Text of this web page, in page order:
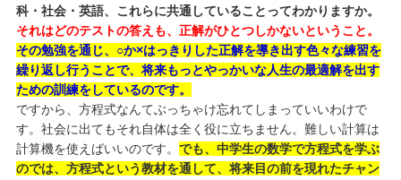
科・社会・英語、これらに共通していることってわかりますか。
それはどのテストの答えも、正解がひとつしかないということ。
その勉強を通じ、○か×はっきりした正解を導き出す色々な練習を
繰り返し行うことで、将来もっとやっかいな人生の最適解を出す
ための訓練をしているのです。
ですから、方程式なんてぶっちゃけ忘れてしまっていいわけで
す。社会に出てもそれ自体は全く役に立ちません。難しい計算は
計算機を使えばいいのです。 でも、中学生の数学で方程式を学ぶ
のでは、方程式という教材を通して、将来目の前を現れたチャン